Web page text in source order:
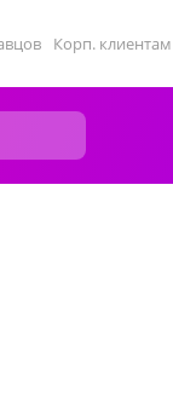
Корп. клиентам